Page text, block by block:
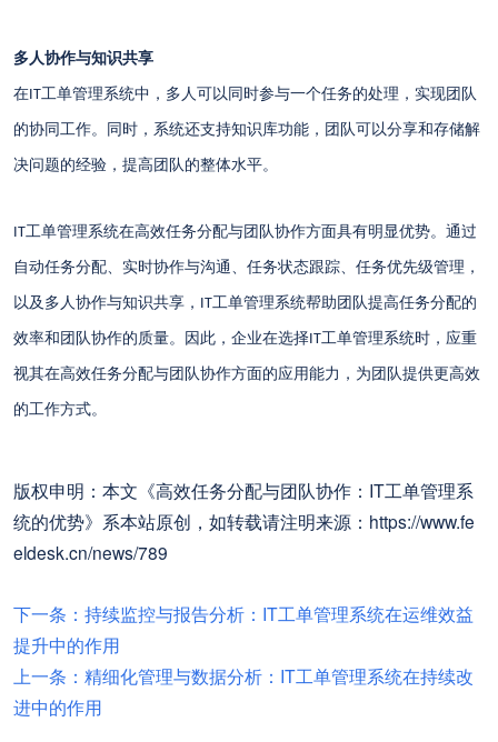
多人协作与知识共享
在IT工单管理系统中，多人可以同时参与一个任务的处理，实现团队
的协同工作。同时，系统还支持知识库功能，团队可以分享和存储解
决问题的经验，提高团队的整体水平。
IT工单管理系统在高效任务分配与团队协作方面具有明显优势。通过
自动任务分配、实时协作与沟通、任务状态跟踪、任务优先级管理，
以及多人协作与知识共享， IT工单管理系统帮助团队提高任务分配的
效率和团队协作的质量。因此，企业在选择IT工单管理系统时，应重
视其在高效任务分配与团队协作方面的应用能力，为团队提供更高效
的工作方式。
版权申明：本文《高效任务分配与团队协作：IT工单管理系
统的优势》系本站原创，如转载请注明来源：https://www.fe
eldesk.cn/news/789
下一条：持续监控与报告分析：IT工单管理系统在运维效益
提升中的作用
上一条：精细化管理与数据分析：IT工单管理系统在持续改
进中的作用